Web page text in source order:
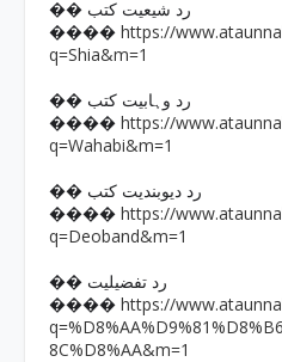
�� رد شیعیت کتب
���� https://
q=Shia&m=1
�� رد وہابیت کتب
���� https://
q=Wahabi&m=1
�� رد دیوبندیت کتب
���� https://
q=Deoband&m=1
�� رد تفضیلیت
���� https://
8C%D8%AA&m=1